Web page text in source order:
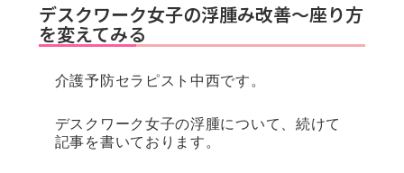
デスクワーク女子の浮腫み改善～座り方
を変えてみる
介護予防セラピスト中西です。
デスクワーク女子の浮腫について、続けて
記事を書いております。